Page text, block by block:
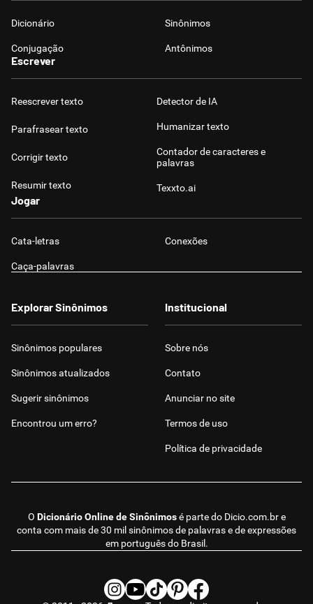
Dicionário Sinônimos
Conjugação Antônimos
Escrever
Reescrever texto
Parafrasear texto
Corrigir texto
Resumir texto
Detector de IA
Humanizar texto
Contador de caracteres e
palavras
Texxto.ai
Jogar
Cata-letras Conexões
Caça-palavras
O Dicionário Online de Sinônimosé parte do Dicio.com.bre
conta com mais de 30 mil sinônimos de palavras e de expressões
em português do Brasil.
Explorar Sinônimos
Sinônimos populares
Sinônimos atualizados
Sugerir sinônimos
Encontrou um erro?
Institucional
Sobre nós
Contato
Anunciar no site
Termos de uso
Política de privacidade